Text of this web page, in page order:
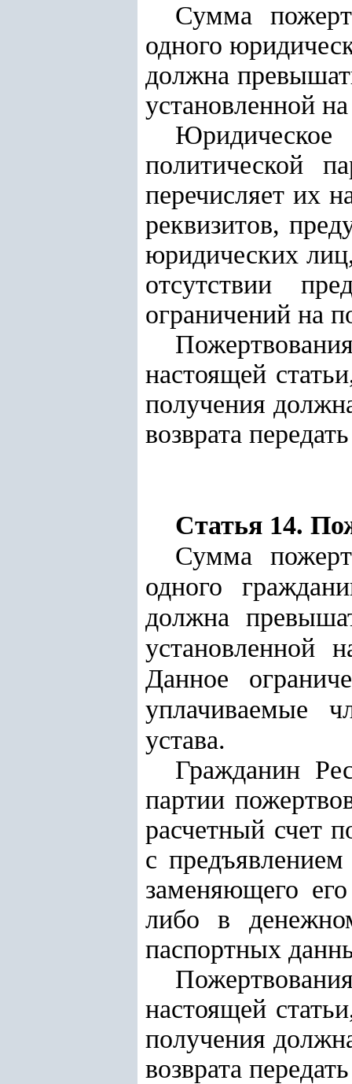
Сумма
одного
должна
установленной
политической
перечисляет их
реквизитов,
юридических
отсутствии
ограничений на
настоящей
получения
возврата
Статья 14.
Сумма
одного
должна
установленной
Данное
уплачиваемые
устава.
Гражданин
партии
расчетный счет
с
заменяющего
либо в
паспортных
настоящей
получения
возврата